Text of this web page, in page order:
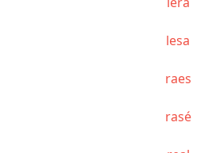
lesa
raes
rasé